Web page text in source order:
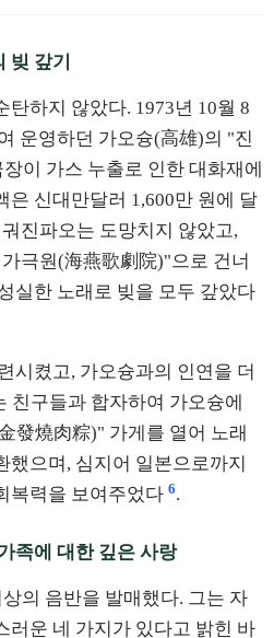
빚 갚기
탄하지 않았다. 1973년 10월 8
운영하던 가오슝(高雄)의 "진
이 가스 누출로 인한 대화재에
은 신대만달러 1,600만 원에 달
진파오는 도망치지 않았고,
극원(海燕歌劇院)"으로 건너
실한 노래로 빚을 모두 갚았다
시켰고, 가오슝과의 인연을 더
친구들과 합자하여 가오슝에
發燒肉粽)" 가게를 열어 노래
으며, 심지어 일본으로까지
복력을 보여주었다 6.
족에 대한 깊은 사랑
의 음반을 발매했다. 그는 자
러운 네 가지가 있다고 밝힌 바